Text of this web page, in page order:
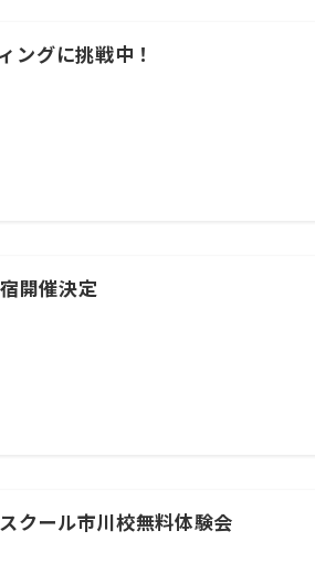
ングに挑戦中！
開催決定
クール市川校無料体験会